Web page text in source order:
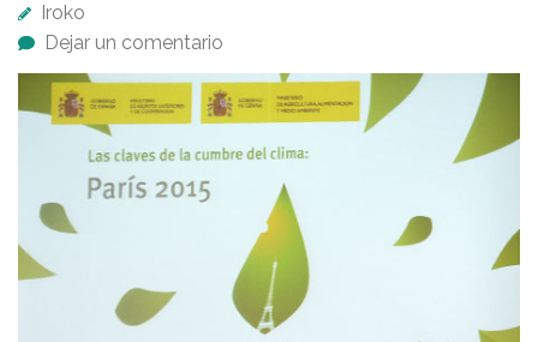
Iroko
Dejar un comentario